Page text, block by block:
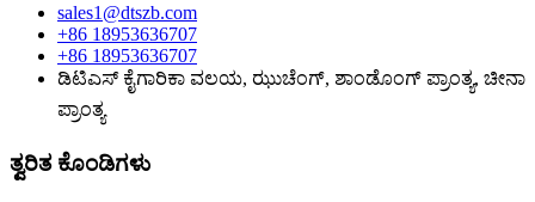
sales1@dtszb.com
+86 18953636707
+86 18953636707
ಡಿಟಿಎಸ್ ಕೈಗಾರಿಕಾ ವಲಯ, ಝುಚೆಂಗ್, ಶಾಂಡೊಂಗ್ ಪ್ರಾಂತ್ಯ, ಚೀನಾ
ಪ್ರಾಂತ್ಯ
ತ್ವರಿತ ಕೊಂಡಿಗಳು